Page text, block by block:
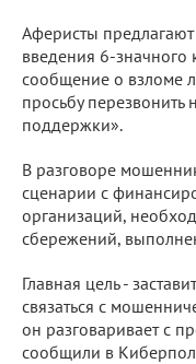
Аферисты
введения 6-значного
сообщение о взломе
просьбу
поддержки».
В разговоре
сценарии с
организаций,
сбережений,
Главная цель -
связаться с
он разговаривает с
сообщили в